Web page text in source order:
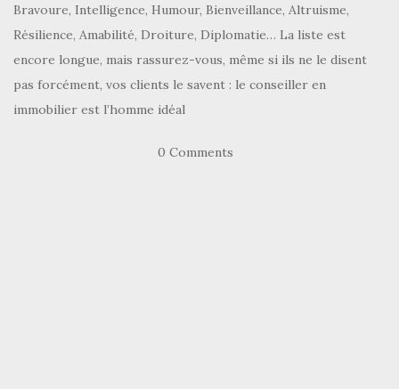
Bravoure, Intelligence, Humour, Bienveillance, Altruisme,
Résilience, Amabilité, Droiture, Diplomatie… La liste est
encore longue, mais rassurez-vous, même si ils ne le disent
pas forcément, vos clients le savent : le conseiller en
immobilier est l’homme idéal
0 Comments